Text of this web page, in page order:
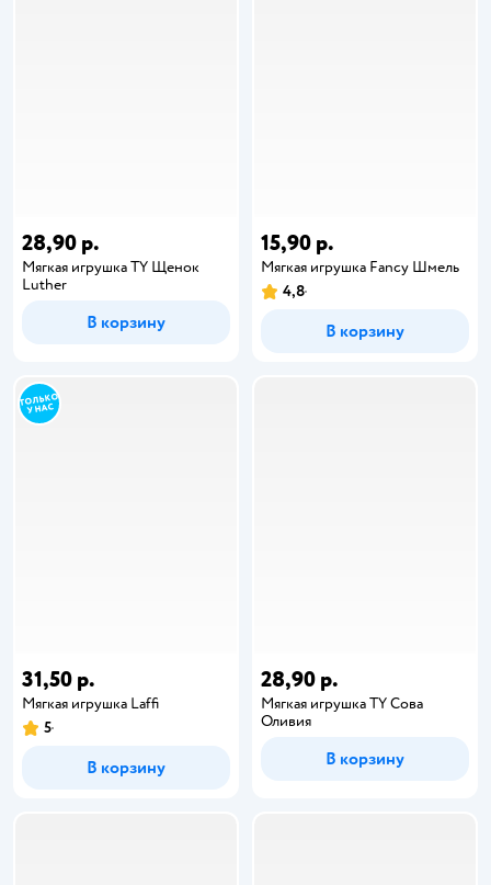
28,90 р.
Мягкая игрушка TY Щенок
Luther
В корзину
15,90 р.
Мягкая игрушка Fancy Шмель
4,8
В корзину
31,50 р.
Мягкая игрушка Laffi
5
В корзину
28,90 р.
Мягкая игрушка TY Сова
Оливия
В корзину